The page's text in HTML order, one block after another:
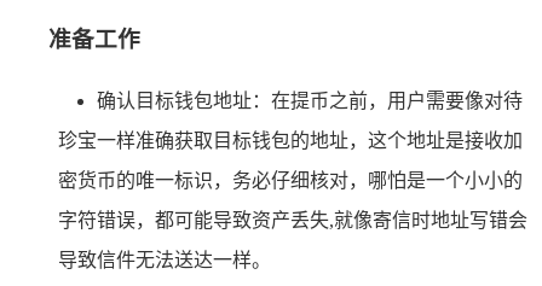
准备工作
确认目标钱包地址：在提币之前，用户需要像对待
珍宝一样准确获取目标钱包的地址，这个地址是接收加
密货币的唯一标识，务必仔细核对，哪怕是一个小小的
字符错误，都可能导致资产丢失,就像寄信时地址写错会
导致信件无法送达一样。